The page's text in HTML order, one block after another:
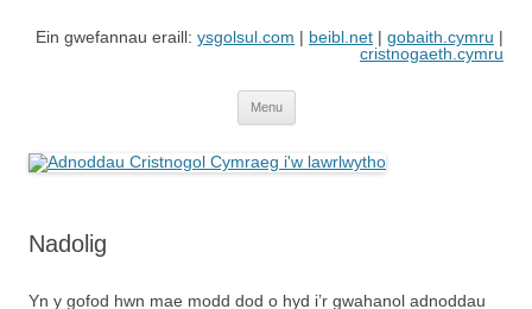
content
Ein gwefannau eraill: ysgolsul.com | beibl.net | gobaith.cymru |
cristnogaeth.cymru
lawrlwytho
adnoddau i'w lawrlwytho'n rhad ac am ddim
Menu
Nadolig
Yn y gofod hwn mae modd dod o hyd i’r gwahanol adnoddau